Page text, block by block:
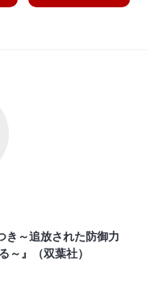
き～追放された防御力
～』（双葉社）